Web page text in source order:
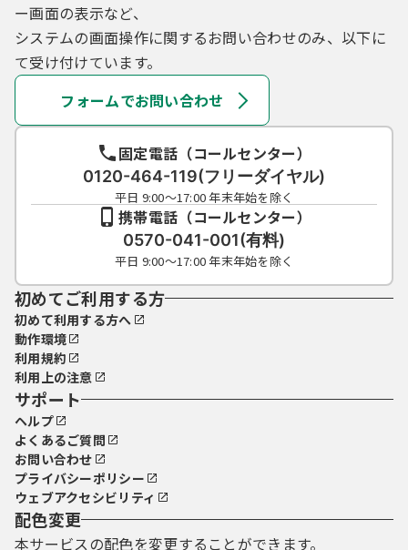
ー画面の表示など、
システムの画面操作に関するお問い合わせのみ、以下に
て受け付けています。
フォームでお問い合わせ
固定電話（コールセンター）
0120-464-119(フリーダイヤル)
平日 9:00～17:00 年末年始を除く
携帯電話（コールセンター）
0570-041-001(有料)
平日 9:00～17:00 年末年始を除く
初めてご利用する方
初めて利用する方へ
動作環境
利用規約
利用上の注意
サポート
ヘルプ
よくあるご質問
お問い合わせ
プライバシーポリシー
ウェブアクセシビリティ
配色変更
本サービスの配色を変更することができます。